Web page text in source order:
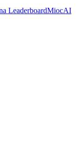
LeaderboardMiocAI